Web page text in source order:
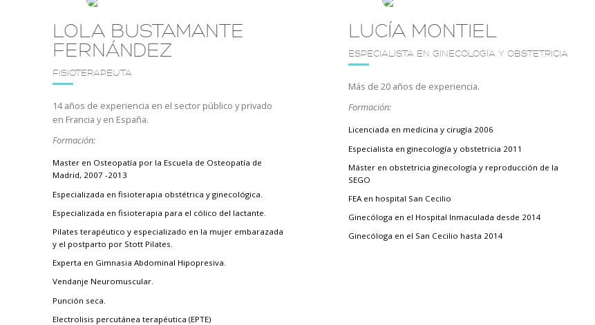
LOLA BUSTAMANTE
FERNÁNDEZ
FISIOTERAPEUTA
14 años de experiencia en el sector público y privado
en Francia y en España.
Formación:
Master en Osteopatía por la Escuela de Osteopatía de
Madrid, 2007 -2013
Especializada en fisioterapia obstétrica y ginecológica.
Especializada en fisioterapia para el cólico del lactante.
Pilates terapéutico y especializado en la mujer embarazada
y el postparto por Stott Pilates.
Experta en Gimnasia Abdominal Hipopresiva.
Vendanje Neuromuscular.
Punción seca.
Electrolisis percutánea terapéutica (EPTE)
LUCÍA MONTIEL
ESPECIALISTA EN GINECOLOGÍA Y OBSTETRICIA
Más de 20 años de experiencia.
Formación:
Licenciada en medicina y cirugía 2006
Especialista en ginecología y obstetricia 2011
Máster en obstetricia ginecología y reproducción de la
SEGO
FEA en hospital San Cecilio
Ginecóloga en el Hospital Inmaculada desde 2014
Ginecóloga en el San Cecilio hasta 2014